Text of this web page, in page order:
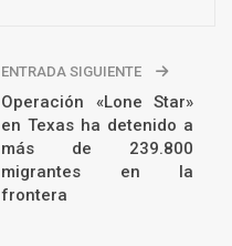
ENTRADA SIGUIENTE
Operación «Lone Star»
en Texas ha detenido a
más de 239.800
migrantes en la
frontera